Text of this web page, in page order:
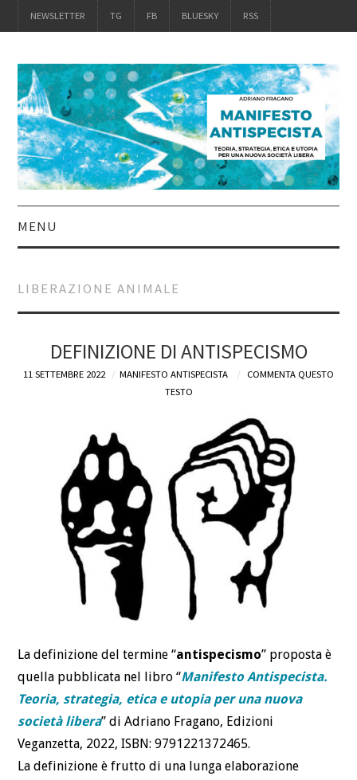
NEWSLETTER TG FB BLUESKY RSS
MENU
ACQUISTALO
CONTATTI
LIBERAZIONE ANIMALE
DEFINIZIONE DI ANTISPECISMO
11 SETTEMBRE 2022 MANIFESTO ANTISPECISTA
COMMENTA QUESTO
TESTO
La definizione del termine “antispecismo” proposta è
quella pubblicata nel libro “Manifesto Antispecista.
Teoria, strategia, etica e utopia per una nuova
società libera” di Adriano Fragano, Edizioni
Veganzetta, 2022, ISBN: 9791221372465.
La definizione è frutto di una lunga elaborazione